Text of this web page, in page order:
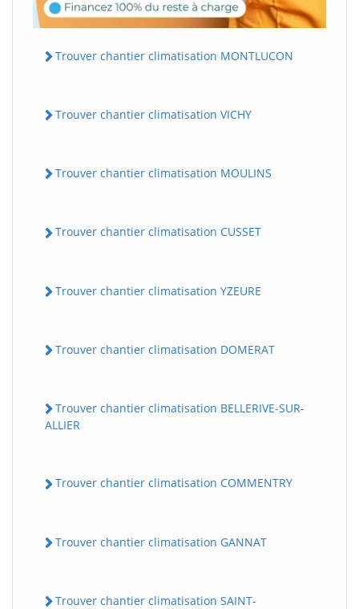
Trouver chantier climatisation MONTLUCON
Trouver chantier climatisation VICHY
Trouver chantier climatisation MOULINS
Trouver chantier climatisation CUSSET
Trouver chantier climatisation YZEURE
Trouver chantier climatisation DOMERAT
Trouver chantier climatisation BELLERIVE-SUR-
ALLIER
Trouver chantier climatisation COMMENTRY
Trouver chantier climatisation GANNAT
Trouver chantier climatisation SAINT-